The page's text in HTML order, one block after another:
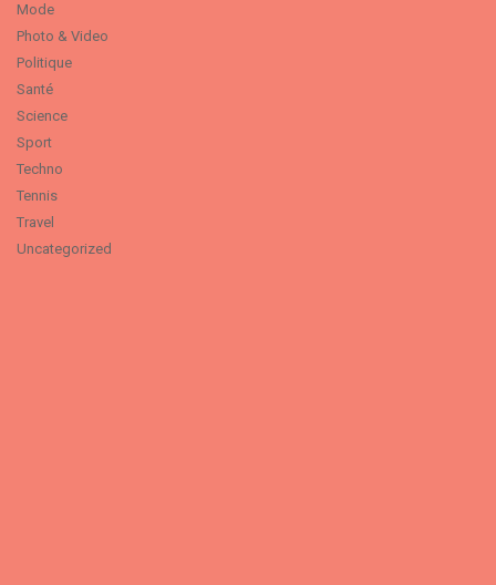
Mode
Photo & Video
Politique
Santé
Science
Sport
Techno
Tennis
Travel
Uncategorized